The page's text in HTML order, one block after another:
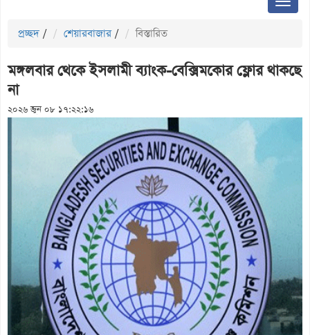
প্রচ্ছদ / শেয়ারবাজার / বিস্তারিত
মঙ্গলবার থেকে ইসলামী ব্যাংক-বেক্সিমকোর ফ্লোর থাকছে
না
২০২৬ জুন ০৮ ১৭:২২:১৬